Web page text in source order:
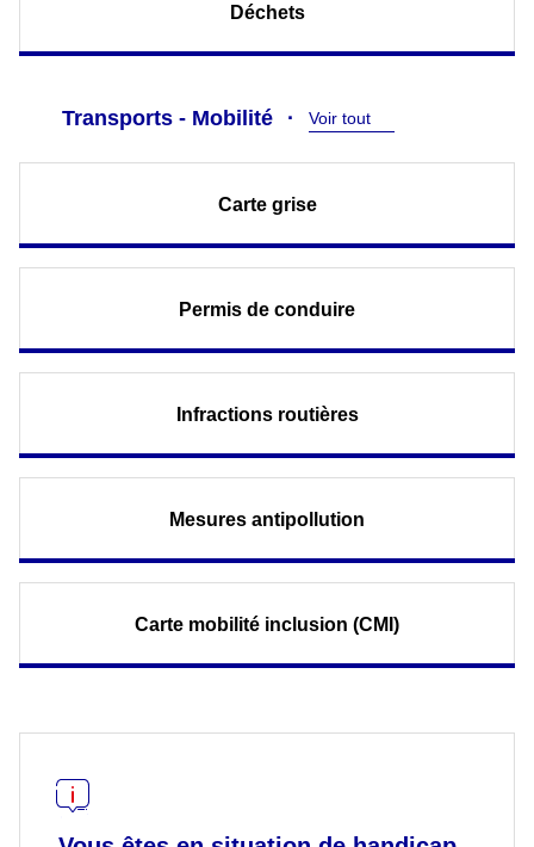
Déchets
Transports - Mobilité Voir tout
Carte grise
Permis de conduire
Infractions routières
Mesures antipollution
Carte mobilité inclusion (CMI)